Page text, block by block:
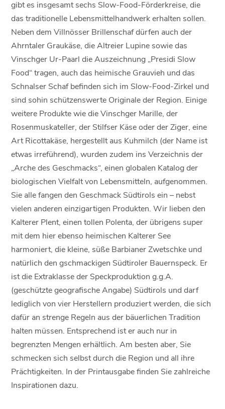
gibt es insgesamt sechs Slow-Food-Förderkreise, die
das traditionelle Lebensmittelhandwerk erhalten sollen.
Neben dem Villnösser Brillenschaf dürfen auch der
Ahrntaler Graukäse, die Altreier Lupine sowie das
Vinschger Ur-Paarl die Auszeichnung „Presidi Slow
Food“ tragen, auch das heimische Grauvieh und das
Schnalser Schaf befinden sich im Slow-Food-Zirkel und
sind sohin schützenswerte Originale der Region. Einige
weitere Produkte wie die Vinschger Marille, der
Rosenmuskateller, der Stilfser Käse oder der Ziger, eine
Art Ricottakäse, hergestellt aus Kuhmilch (der Name ist
etwas irreführend), wurden zudem ins Verzeichnis der
„Arche des Geschmacks“, einen globalen Katalog der
biologischen Vielfalt von Lebensmitteln, aufgenommen.
Sie alle fangen den Geschmack Südtirols ein – nebst
vielen anderen einzigartigen Produkten. Wir lieben den
Kalterer Plent, einen tollen Polenta, der übrigens super
mit dem hier ebenso heimischen Kalterer See
harmoniert, die kleine, süße Barbianer Zwetschke und
natürlich den gschmackigen Südtiroler Bauernspeck. Er
ist die Extraklasse der Speckproduktion g.g.A.
(geschützte geografische Angabe) Südtirols und darf
lediglich von vier Herstellern produziert werden, die sich
dafür an strenge Regeln aus der bäuerlichen Tradition
halten müssen. Entsprechend ist er auch nur in
begrenzten Mengen erhältlich. Am besten aber, Sie
schmecken sich selbst durch die Region und all ihre
Prächtigkeiten. In der Printausgabe finden Sie zahlreiche
Inspirationen dazu.